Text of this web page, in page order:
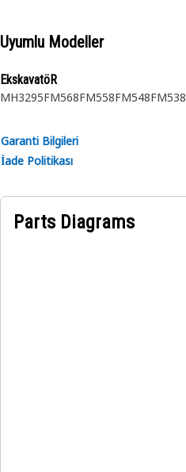
Uyumlu Modeller
EkskavatöR
MH3295FM568FM558FM548FM538
Garanti Bilgileri
İade Politikası
Parts Diagrams